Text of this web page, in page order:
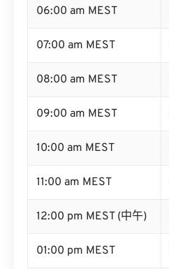
06:00 am MEST
07:00 am MEST
08:00 am MEST
09:00 am MEST
10:00 am MEST
11:00 am MEST
12:00 pm MEST (中午)
01:00 pm MEST